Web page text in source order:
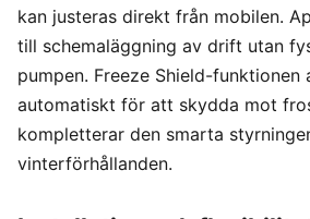
kan justeras direkt från mobilen.
till schemaläggning av drift utan
pumpen. Freeze Shield-funktionen
automatiskt för att skydda mot
kompletterar den smarta
vinterförhållanden.